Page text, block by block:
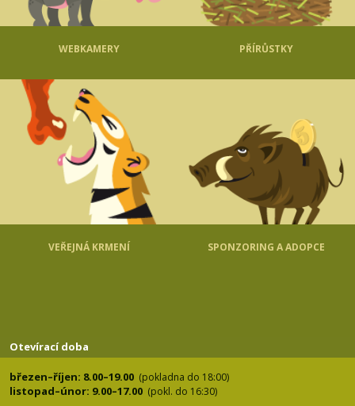
WEBKAMERY PŘÍRŮSTKY
VEŘEJNÁ KRMENÍ SPONZORING A ADOPCE
Otevírací doba
březen–říjen: 8.00–19.00 (pokladna do 18:00)
listopad–únor: 9.00–17.00 (pokl. do 16:30)